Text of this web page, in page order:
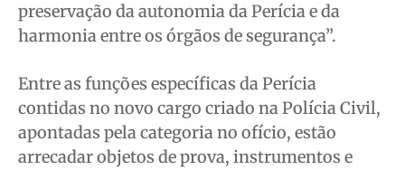
preservação da autonomia da Perícia e da
harmonia entre os órgãos de segurança”.
Entre as funções específicas da Perícia
contidas no novo cargo criado na Polícia Civil,
apontadas pela categoria no ofício, estão
arrecadar objetos de prova, instrumentos e